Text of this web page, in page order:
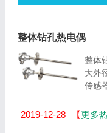
整体钻孔热电偶
整体
大外
传感
热电...
2019-12-28 【更多